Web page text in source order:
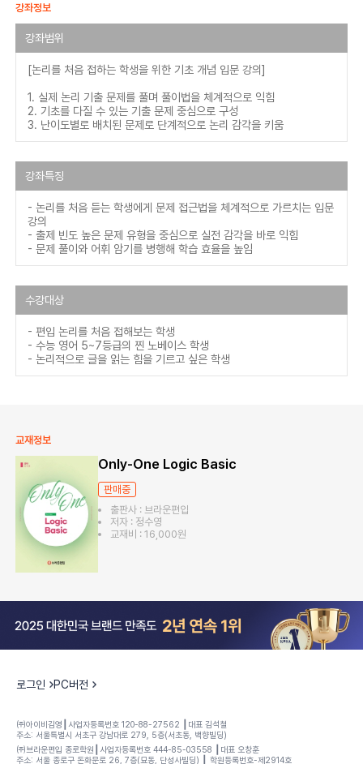
강좌정보
강좌범위
[논리를 처음 접하는 학생을 위한 기초 개념 입문 강의]
1. 실제 논리 기출 문제를 풀며 풀이법을 체계적으로 익힘
2. 기초를 다질 수 있는 기출 문제 중심으로 구성
3. 난이도별로 배치된 문제로 단계적으로 논리 감각을 키움
강좌특징
- 논리를 처음 듣는 학생에게 문제 접근법을 체계적으로 가르치는 입문
강의
- 출제 빈도 높은 문제 유형을 중심으로 실전 감각을 바로 익힘
- 문제 풀이와 어휘 암기를 병행해 학습 효율을 높임
수강대상
- 편입 논리를 처음 접해보는 학생
- 수능 영어 5~7등급의 찐 노베이스 학생
- 논리적으로 글을 읽는 힘을 기르고 싶은 학생
교재정보
Only-One Logic Basic
판매중
출판사 : 브라운편입
저자 : 정수영
교재비 : 16,000원
로그인 PC버전
㈜아이비김영┃사업자등록번호 120-88-27562 ┃대표 김석철
주소: 서울특별시 서초구 강남대로 279, 5층(서초동, 백향빌딩)
㈜브라운편입 종로학원┃사업자등록번호 444-85-03558 ┃대표 오창훈
주소: 서울 종로구 돈화문로 26, 7층(묘동, 단성사빌딩) ┃ 학원등록번호-제2914호